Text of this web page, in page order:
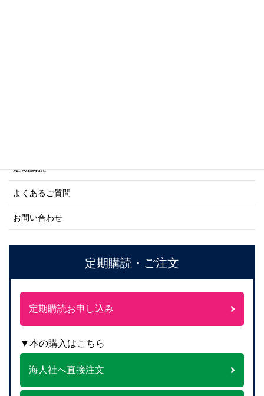
定期購読
よくあるご質問
お問い合わせ
定期購読・ご注文
定期購読お申し込み
▼本の購入はこちら
海人社へ直接注文